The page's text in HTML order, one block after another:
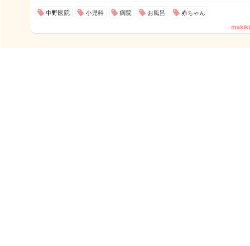
中野医院 小児科 病院 お風呂 赤ちゃん
makiki